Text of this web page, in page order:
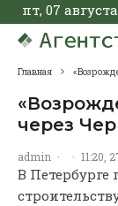
пт, 07
Главная
через
admin · · 11:20,
В Петербурге